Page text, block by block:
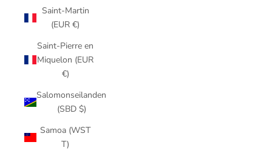
Saint-Martin
(EUR €)
Saint-Pierre en
Miquelon (EUR
€)
Salomonseilanden
(SBD $)
Samoa (WST
T)